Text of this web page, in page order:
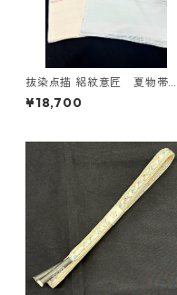
抜染点描 絽紋意匠 夏物帯揚
げ ＜和小物さくら＞ SOA-
90（G・R ）
¥18,700